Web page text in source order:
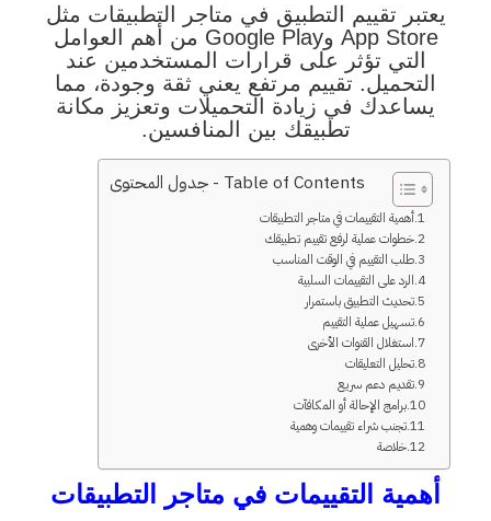
يعتبر تقييم التطبيق في متاجر التطبيقات مثل
App Store وGoogle Play من أهم العوامل
التي تؤثر على قرارات المستخدمين عند
التحميل. تقييم مرتفع يعني ثقة وجودة، مما
يساعدك في زيادة التحميلات وتعزيز مكانة
تطبيقك بين المنافسين.
Table of Contents - جدول المحتوى
أهمية التقييمات في متاجر التطبيقات
خطوات عملية لرفع تقييم تطبيقك
طلب التقييم في الوقت المناسب
الرد على التقييمات السلبية
تحديث التطبيق باستمرار
تسهيل عملية التقييم
استغلال القنوات الأخرى
تحليل التعليقات
تقديم دعم سريع
برامج الإحالة أو المكافآت
تجنب شراء تقييمات وهمية
خلاصة
أهمية التقييمات في متاجر التطبيقات